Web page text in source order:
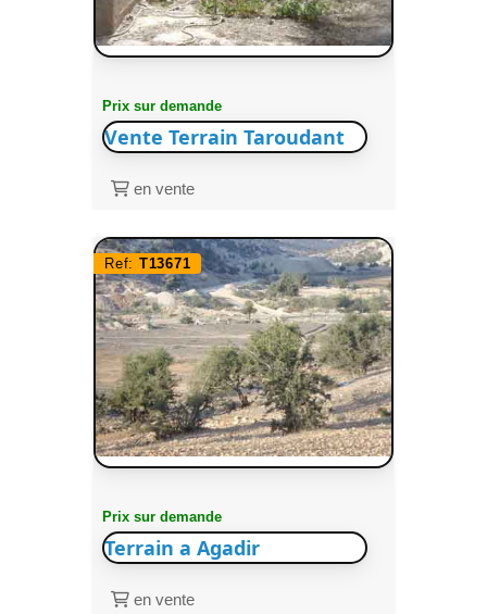
Prix sur demande
Vente Terrain Taroudant
en vente
Ref: T13671
Prix sur demande
Terrain a Agadir
en vente